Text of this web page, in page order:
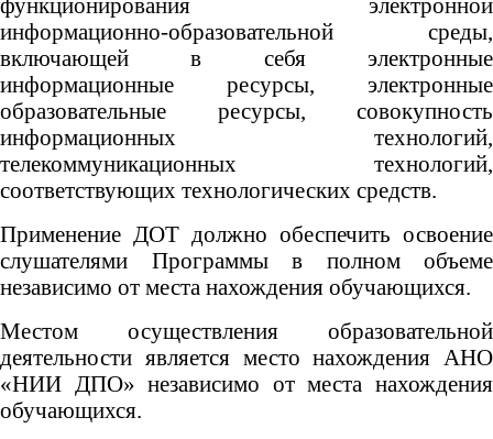
информационно-образовательной среды,
включающей в себя электронные
информационные ресурсы, электронные
образовательные ресурсы, совокупность
информационных технологий,
телекоммуникационных технологий,
соответствующих технологических средств.
Применение ДОТ должно обеспечить освоение
слушателями Программы в полном объеме
независимо от места нахождения обучающихся.
Местом осуществления образовательной
деятельности является место нахождения АНО
«НИИ ДПО» независимо от места нахождения
обучающихся.